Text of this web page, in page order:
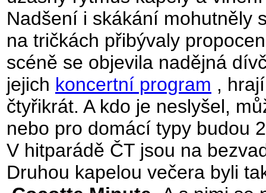
Nadšení i skákání mohutněly
na tričkách přibývaly
scéně se objevila nadějná
jejich koncertní program ,
čtyřikrát. A kdo je neslyšel,
nebo pro domácí typy budou
V hitparádě ČT jsou na
Druhou kapelou večera byli